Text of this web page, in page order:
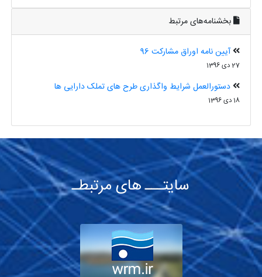
بخشنامه‌های مرتبط
آیین نامه اوراق مشارکت 96
27 دی 1396
دستورالعمل شرایط واگذاری طرح های تملک دارایی ها
18 دی 1396
سایتـــ های مرتبطـ